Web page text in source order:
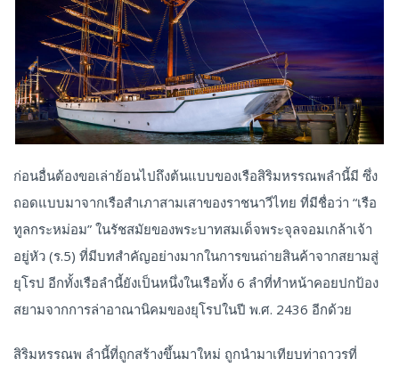
ก่อนอื่นต้องขอเล่าย้อนไปถึงต้นแบบของเรือสิริมหรรณพลำนี้มี ซึ่ง
ถอดแบบมาจากเรือสำเภาสามเสาของราชนาวีไทย ที่มีชื่อว่า “เรือ
ทูลกระหม่อม” ในรัชสมัยของพระบาทสมเด็จพระจุลจอมเกล้าเจ้า
อยู่หัว (ร.5) ที่มีบทสำคัญอย่างมากในการขนถ่ายสินค้าจากสยามสู่
ยุโรป อีกทั้งเรือลำนี้ยังเป็นหนึ่งในเรือทั้ง 6 ลำที่ทำหน้าคอยปกป้อง
สยามจากการล่าอาณานิคมของยุโรปในปี พ.ศ. 2436 อีกด้วย
สิริมหรรณพ ลำนี้ที่ถูกสร้างขึ้นมาใหม่ ถูกนำมาเทียบท่าถาวรที่